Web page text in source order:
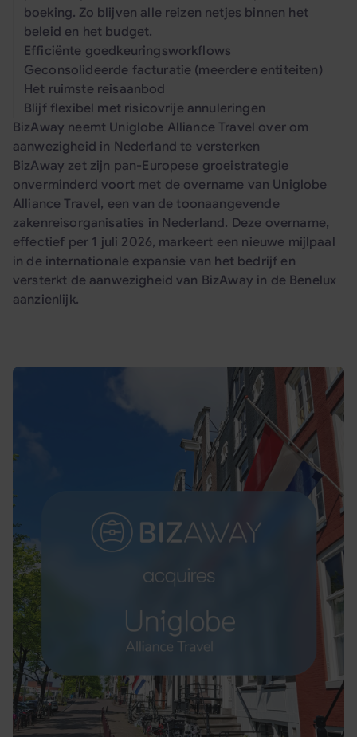
boeking. Zo blijven alle reizen netjes binnen het
beleid en het budget.
Efficiënte goedkeuringsworkflows
Geconsolideerde facturatie (meerdere entiteiten)
Het ruimste reisaanbod
Blijf flexibel met risicovrije annuleringen
BizAway neemt Uniglobe Alliance Travel over om
aanwezigheid in Nederland te versterken
BizAway zet zijn pan-Europese groeistrategie
onverminderd voort met de overname van Uniglobe
Alliance Travel, een van de toonaangevende
zakenreisorganisaties in Nederland. Deze overname,
effectief per 1 juli 2026, markeert een nieuwe mijlpaal
in de internationale expansie van het bedrijf en
versterkt de aanwezigheid van BizAway in de Benelux
aanzienlijk.